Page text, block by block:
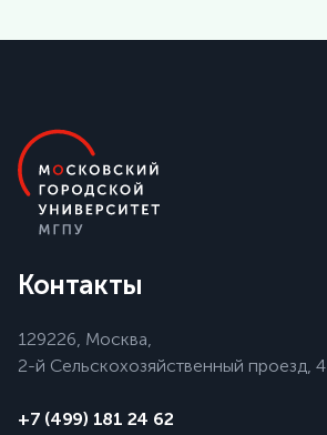
Контакты
129226, Москва,
2-й Сельскохозяйственный проезд, 4
+7 (499) 181 24 62